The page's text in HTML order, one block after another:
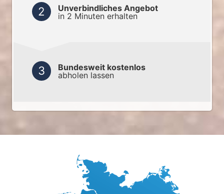
Unverbindliches Angebot
in 2 Minuten erhalten
Bundesweit kostenlos
abholen lassen